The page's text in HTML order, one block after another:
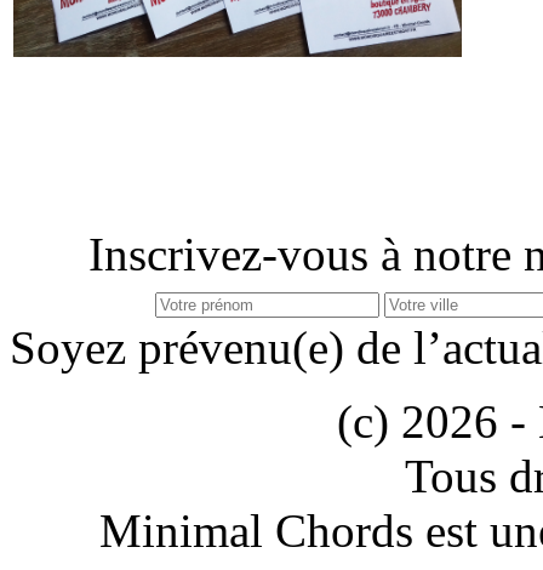
Inscrivez-vous à notre
Soyez prévenu(e) de
(c) 2026
Tous
Minimal Chords est